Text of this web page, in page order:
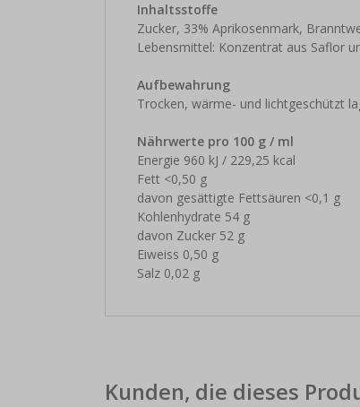
Inhaltsstoffe
Zucker, 33% Aprikosenmark,
Lebensmittel: Konzentrat aus Saflor
Aufbewahrung
Trocken, wärme- und lichtgeschützt
Nährwerte pro 100 g / ml
Energie 960 kJ / 229,25 kcal
Fett <0,50 g
davon gesättigte Fettsäuren <0,1 g
Kohlenhydrate 54 g
davon Zucker 52 g
Eiweiss 0,50 g
Salz 0,02 g
Kunden, die dieses